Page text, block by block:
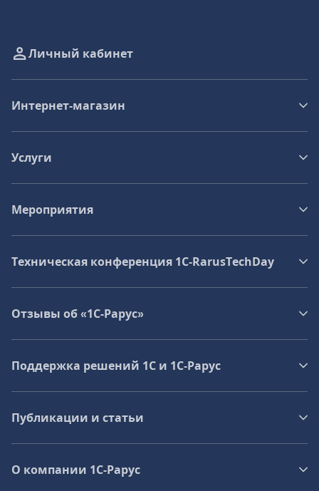
Личный кабинет
Интернет-магазин
Услуги
Мероприятия
Техническая конференция 1C‑RarusTechDay
Отзывы об «1С-Рарус»
Поддержка решений 1С и 1С‑Рарус
Публикации и статьи
О компании 1C-Рарус